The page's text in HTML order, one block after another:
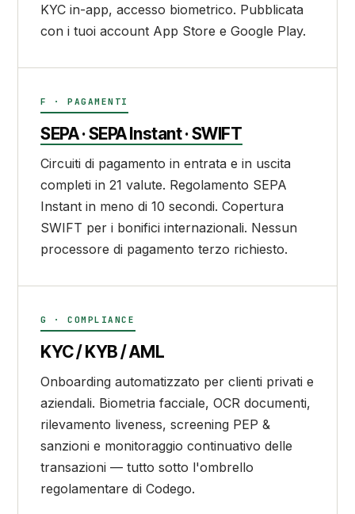
KYC in-app, accesso biometrico. Pubblicata
con i tuoi account App Store e Google Play.
F · PAGAMENTI
SEPA · SEPA Instant · SWIFT
Circuiti di pagamento in entrata e in uscita
completi in 21 valute. Regolamento SEPA
Instant in meno di 10 secondi. Copertura
SWIFT per i bonifici internazionali. Nessun
processore di pagamento terzo richiesto.
G · COMPLIANCE
KYC / KYB / AML
Onboarding automatizzato per clienti privati e
aziendali. Biometria facciale, OCR documenti,
rilevamento liveness, screening PEP &
sanzioni e monitoraggio continuativo delle
transazioni — tutto sotto l'ombrello
regolamentare di Codego.